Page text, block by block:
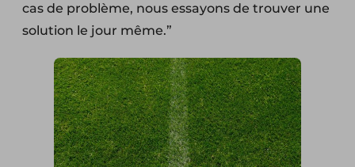
cas de problème, nous essayons de trouver une
solution le jour même.”